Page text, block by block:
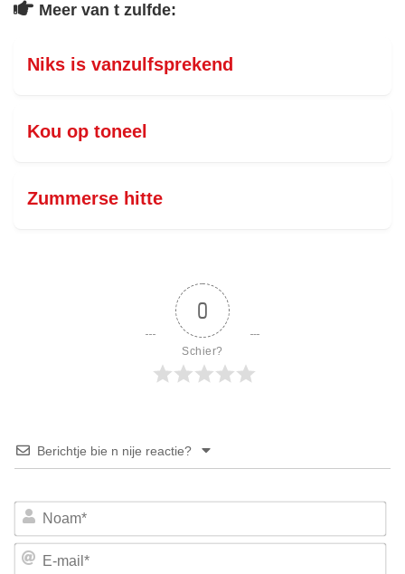
Meer van t zulfde:
Niks is vanzulfsprekend
Kou op toneel
Zummerse hitte
0
Schier?
Berichtje bie n nije reactie?
E-